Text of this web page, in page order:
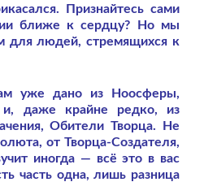
Признайтесь сами
ближе к сердцу? Но мы
для людей, стремящихся к
уже дано из Ноосферы,
и, даже крайне редко, из
Обители Творца. Не
от Творца-Создателя,
иногда — всё это в вас
часть одна, лишь разница